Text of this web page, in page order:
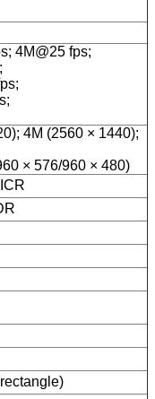
4M@25 fps;
4M (2560 × 1440);
× 576/960 × 480)